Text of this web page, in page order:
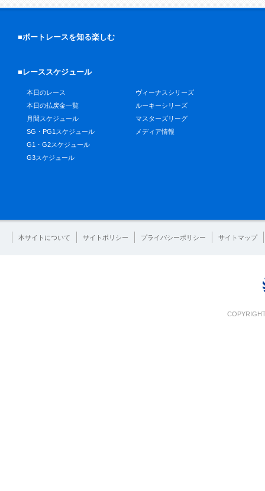
■ボートレースを知る楽しむ
■レーススケジュール
本日のレース
本日の払戻金一覧
月間スケジュール
SG・PG1スケジュール
G1・G2スケジュール
G3スケジュール
ヴィーナスシリーズ
ルーキーシリーズ
マスターズリーグ
メディア情報
本サイトについて サイトポリシー プライバシーポリシー サイトマップ